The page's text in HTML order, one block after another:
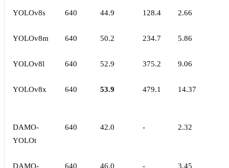
YOLOv8s 640 44.9 128.4 2.66
YOLOv8m 640 50.2 234.7 5.86
YOLOv8l 640 52.9 375.2 9.06
YOLOv8x 640 53.9 479.1 14.37
DAMO-
YOLOt
640 42.0 - 2.32
DAMO-
640 46.0 - 3.45